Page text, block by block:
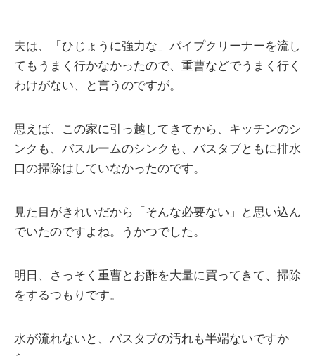
夫は、「ひじょうに強力な」パイプクリーナーを流し
てもうまく行かなかったので、重曹などでうまく行く
わけがない、と言うのですが。
思えば、この家に引っ越してきてから、キッチンのシ
ンクも、バスルームのシンクも、バスタブともに排水
口の掃除はしていなかったのです。
見た目がきれいだから「そんな必要ない」と思い込ん
でいたのですよね。うかつでした。
明日、さっそく重曹とお酢を大量に買ってきて、掃除
をするつもりです。
水が流れないと、バスタブの汚れも半端ないですか